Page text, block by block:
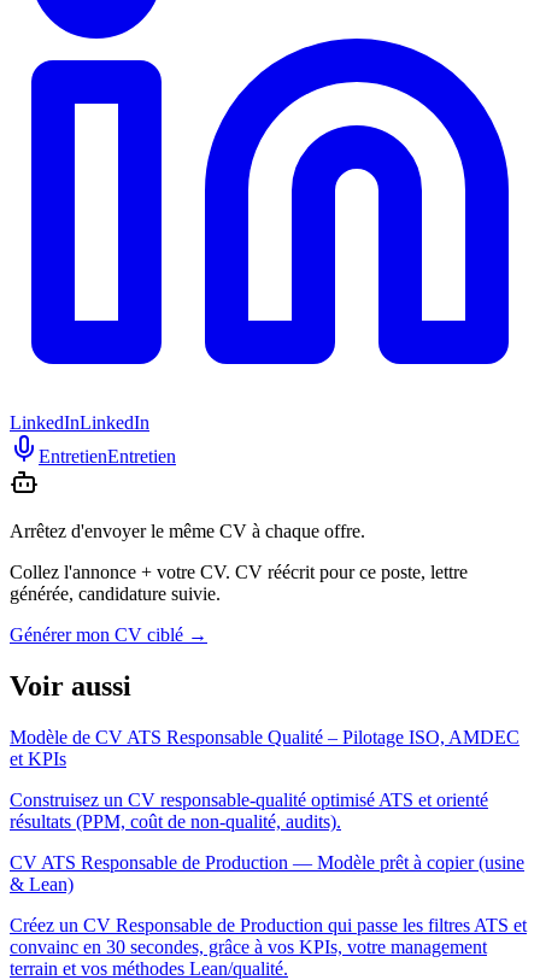
LinkedInLinkedIn
EntretienEntretien
Arrêtez d'envoyer le même CV à chaque offre.
Collez l'annonce + votre CV. CV réécrit pour ce poste, lettre
générée, candidature suivie.
Générer mon CV ciblé →
Voir aussi
Modèle de CV ATS Responsable Qualité – Pilotage ISO, AMDEC
et KPIs
Construisez un CV responsable-qualité optimisé ATS et orienté
résultats (PPM, coût de non-qualité, audits).
CV ATS Responsable de Production — Modèle prêt à copier (usine
& Lean)
Créez un CV Responsable de Production qui passe les filtres ATS et
convainc en 30 secondes, grâce à vos KPIs, votre management
terrain et vos méthodes Lean/qualité.